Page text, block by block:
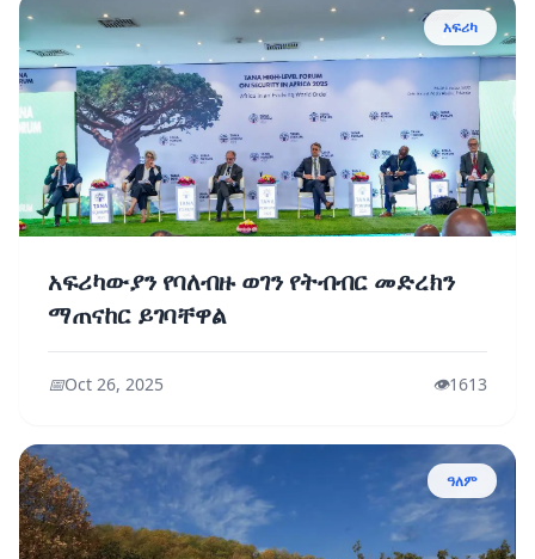
አፍሪካ
አፍሪካውያን የባለብዙ ወገን የትብብር መድረክን
ማጠናከር ይገባቸዋል
📅Oct 26, 2025 👁️1613
ዓለም